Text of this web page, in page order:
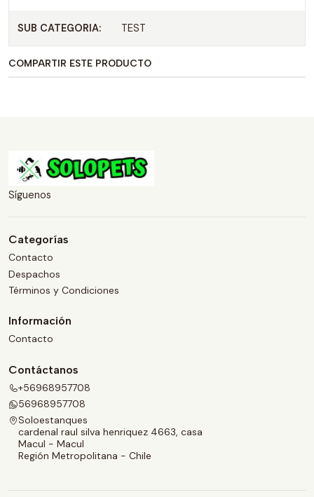
SUB CATEGORIA: TEST
COMPARTIR ESTE PRODUCTO
Síguenos
Categorías
Contacto
Despachos
Términos y Condiciones
Información
Contacto
Contáctanos
+56968957708
56968957708
Soloestanques
cardenal raul silva henriquez 4663, casa
Macul - Macul
Región Metropolitana - Chile